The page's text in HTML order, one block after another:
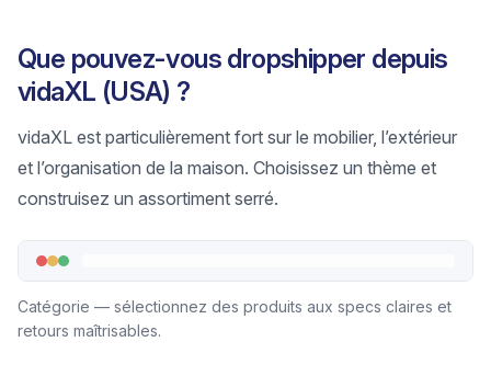
Que pouvez-vous dropshipper depuis
vidaXL (USA) ?
vidaXL est particulièrement fort sur le mobilier, l’extérieur
et l’organisation de la maison. Choisissez un thème et
construisez un assortiment serré.
Catégorie — sélectionnez des produits aux specs claires et
retours maîtrisables.